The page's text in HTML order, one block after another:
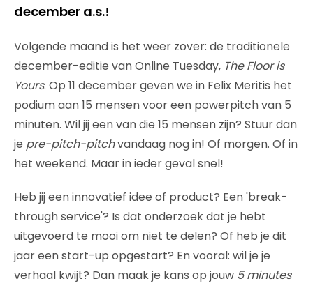
december a.s.!
Volgende maand is het weer zover: de traditionele
december-editie van Online Tuesday, The Floor is
Yours. Op 11 december geven we in Felix Meritis het
podium aan 15 mensen voor een powerpitch van 5
minuten. Wil jij een van die 15 mensen zijn? Stuur dan
je pre-pitch-pitchvandaag nog in! Of morgen. Of in
het weekend. Maar in ieder geval snel!
Heb jij een innovatief idee of product? Een 'break-
through service'? Is dat onderzoek dat je hebt
uitgevoerd te mooi om niet te delen? Of heb je dit
jaar een start-up opgestart? En vooral: wil je je
verhaal kwijt? Dan maak je kans op jouw 5 minutes